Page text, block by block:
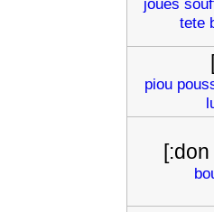
joues
tete
piou